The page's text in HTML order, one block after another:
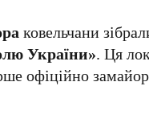
ковельчани
України». Ця
офіційно